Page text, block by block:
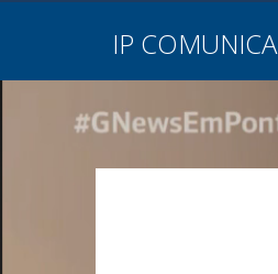
IP COMUNICA